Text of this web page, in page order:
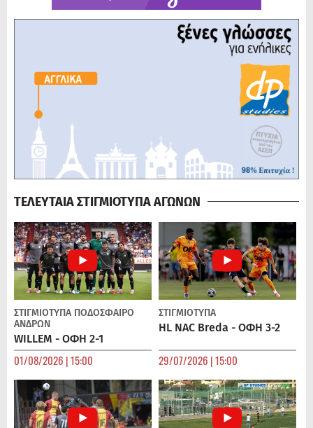
ΤΕΛΕΥΤΑΙΑ ΣΤΙΓΜΙΟΤΥΠΑ ΑΓΩΝΩΝ
ΣΤΙΓΜΙΟΤΥΠΑ ΠΟΔΌΣΦΑΙΡΟ
ΑΝΔΡΏΝ
WILLEM - ΟΦΗ 2-1
01/08/2026 | 15:00
ΣΤΙΓΜΙΟΤΥΠΑ
HL NAC Breda - ΟΦΗ 3-2
29/07/2026 | 15:00